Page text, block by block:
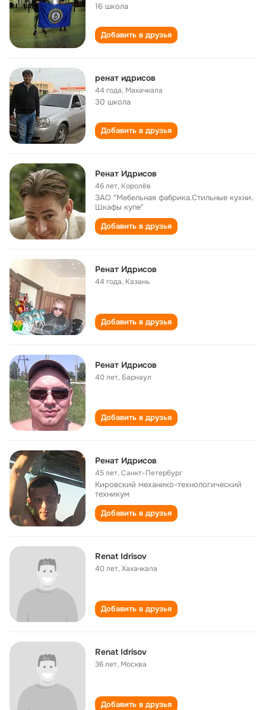
16 школа
Добавить в друзья
ренат идрисов
44 года, Махачкала
30 школа
Добавить в друзья
Ренат Идрисов
46 лет, Королёв
ЗАО "Мебельная фабрика.Стильные кухни.
Шкафы купе"
Добавить в друзья
Ренат Идрисов
44 года, Казань
Добавить в друзья
Ренат Идрисов
40 лет, Барнаул
Добавить в друзья
Ренат Идрисов
45 лет,Санкт-Петербург
Кировский механико-технологический
техникум
Добавить в друзья
Renat Idrisov
40 лет,Хахачкала
Добавить в друзья
Renat Idrisov
36 лет, Москва
Добавить в друзья